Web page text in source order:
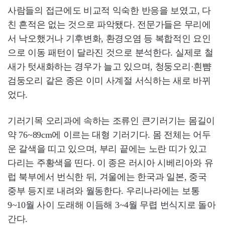
사람들의 접근에도 비교적 익숙한 반응을 보였고, 다
친 흔적은 없는 것으로 파악됐다. 전문가들은 무리에
서 낙오했거나 기후변화, 환경오염 등 복합적인 요인
으로 이동 패턴이 달라진 것으로 분석한다. 실제로 철
새가 텃새화하는 경우가 늘고 있으며, 청둥오리·흰뺨
검둥오리 같은 종은 이미 사계절 서식하는 새로 바뀌
었다.
기러기목 오리과에 속하는 조류인 큰기러기는 몸길이
약 76~89cm에 이르는 대형 기러기다. 몸 전체는 어두
운 갈색을 띠고 있으며, 부리 끝에는 노란 띠가 있고
다리는 주황색을 띤다. 이 종은 러시아 시베리아와 유
럽 북부에서 번식한 뒤, 겨울에는 한국과 일본, 중국
중부 등지로 내려와 월동한다. 우리나라에는 보통
9~10월 사이 도래해 이듬해 3~4월 무렵 번식지로 돌아
간다.